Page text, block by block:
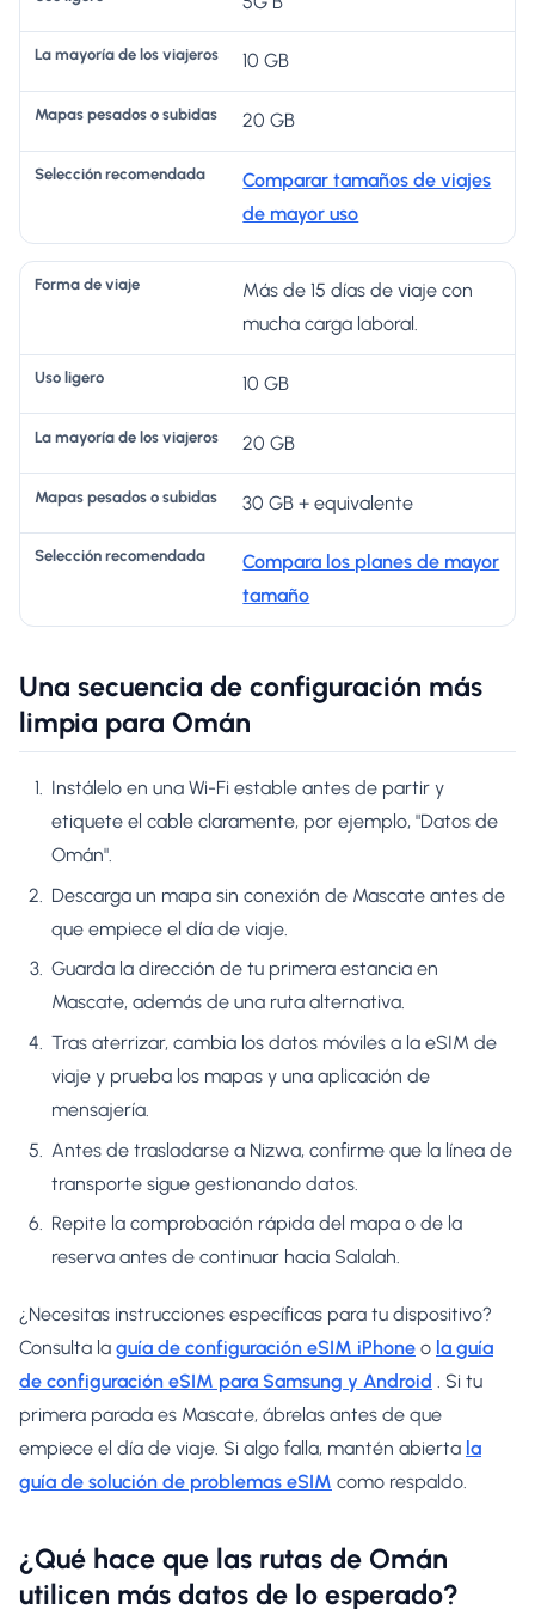
10 GB
20 GB
Comparar tamaños de viajes
de mayor uso
Más de 15 días de viaje con
mucha carga laboral.
10 GB
20 GB
30 GB + equivalente
Compara los planes de mayor
tamaño
Una secuencia de configuración más
limpia para Omán
Instálelo en una Wi-Fi estable antes de partir y
etiquete el cable claramente, por ejemplo, "Datos de
Omán".
Descarga un mapa sin conexión de Mascate antes de
que empiece el día de viaje.
Guarda la dirección de tu primera estancia en
Mascate, además de una ruta alternativa.
Tras aterrizar, cambia los datos móviles a la eSIM de
viaje y prueba los mapas y una aplicación de
mensajería.
Antes de trasladarse a Nizwa, confirme que la línea de
transporte sigue gestionando datos.
Repite la comprobación rápida del mapa o de la
reserva antes de continuar hacia Salalah.
¿Necesitas instrucciones específicas para tu dispositivo?
Consulta la guía de configuración eSIM iPhone o la guía
de configuración eSIM para Samsung y Android . Si tu
primera parada es Mascate, ábrelas antes de que
empiece el día de viaje. Si algo falla, mantén abierta la
guía de solución de problemas eSIM como respaldo.
¿Qué hace que las rutas de Omán
utilicen más datos de lo esperado?